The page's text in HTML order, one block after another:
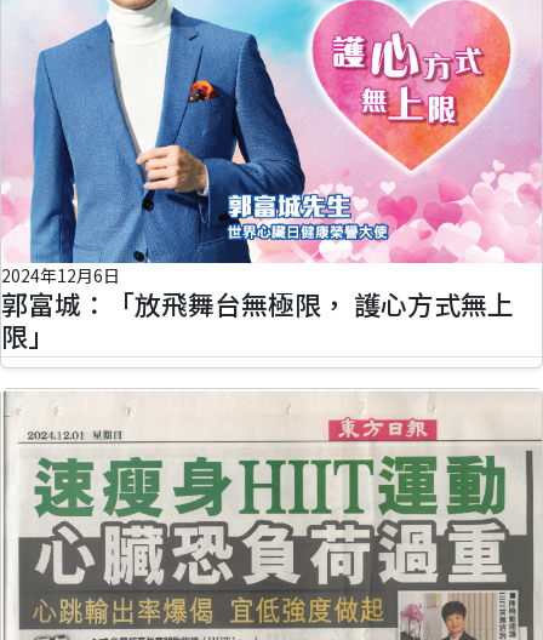
2024年12月6日
郭富城：「放飛舞台無極限， 護心方式無上
限」